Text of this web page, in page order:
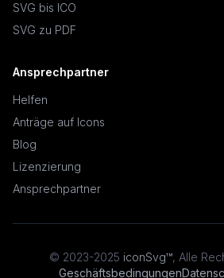
SVG bis ICO
SVG zu PDF
Ansprechpartner
Helfen
Anträge auf Icons
Blog
Lizenzierung
Ansprechpartner
© 2023-2025 iconSvg™, Alle
Geschäftsbedingungen